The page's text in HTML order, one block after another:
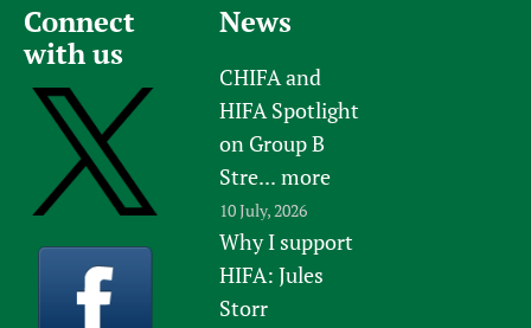
Connect
with us
News
CHIFA and
HIFA Spotlight
on Group B
Stre... more
10 July, 2026
Why I support
HIFA: Jules
Storr